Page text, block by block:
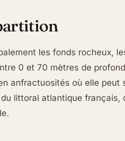
les fonds rocheux,
0 et 70 mètres de
anfractuosités où elle peut
littoral atlantique